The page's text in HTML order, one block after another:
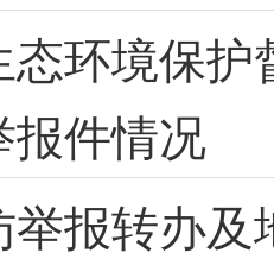
态环境保
报件情况
举报转办及